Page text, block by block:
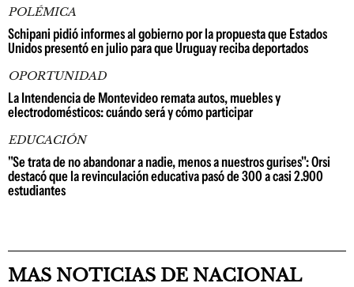
POLÉMICA
Schipani pidió informes al gobierno por la propuesta que Estados
Unidos presentó en julio para que Uruguay reciba deportados
OPORTUNIDAD
La Intendencia de Montevideo remata autos, muebles y
electrodomésticos: cuándo será y cómo participar
EDUCACIÓN
"Se trata de no abandonar a nadie, menos a nuestros gurises": Orsi
destacó que la revinculación educativa pasó de 300 a casi 2.900
estudiantes
MAS NOTICIAS DE NACIONAL